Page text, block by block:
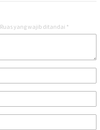
Ruas yang wajib ditandai *